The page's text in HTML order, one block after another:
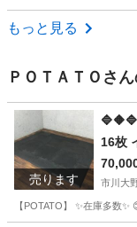
千葉 木更津市
もっと見る
ＰＯＴＡＴＯ さ
売ります
16枚
ブラ
市川大
【POTATO】 ✨在庫多